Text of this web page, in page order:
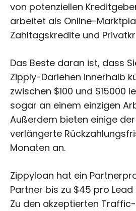
von potenziellen
arbeitet als Online-
Zahltagskredite und
Das Beste daran ist, dass
Zipply-Darlehen innerhalb
zwischen $100 und $15000
sogar an einem einzigen
Außerdem bieten einige
verlängerte
Monaten an.
Zippyloan hat ein
Partner bis zu $45 pro
Zu den akzeptierten